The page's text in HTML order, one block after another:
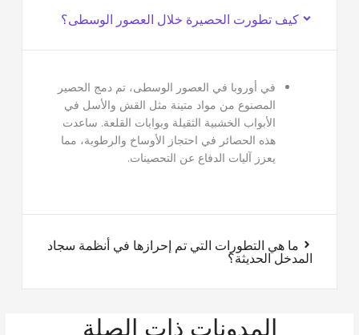
كيف تطورت الحصيرة خلال العصور الوسطى؟
في أوروبا في العصور الوسطى، تم دمج الحصير
المصنوع من مواد متينة مثل القش والأسل في
الأبواب الخشبية الثقيلة وبوابات القلعة. ساعدت
هذه الحصائر في احتجاز الأوساخ والرطوبة، مما
يعزز آليات الدفاع عن التحصينات.
ما هي التطورات التي تم إحرازها في أنظمة سجاد
المدخل الحديثة؟
المدونات ذات الصلة